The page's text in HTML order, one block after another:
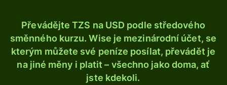
Převádějte TZS na USD podle středového
směnného kurzu. Wise je mezinárodní účet, se
kterým můžete své peníze posílat, převádět je
na jiné měny i platit – všechno jako doma, ať
jste kdekoli.